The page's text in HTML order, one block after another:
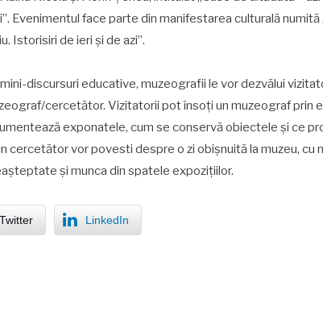
Evenimentul face parte din manifestarea culturală numită
Istorisiri de ieri și de azi”.
discursuri educative, muzeografii le vor dezvălui
cercetător. Vizitatorii pot însoți un muzeograf prin
exponatele, cum se conservă obiectele și ce
cercetător vor povesti despre o zi obișnuită la muzeu, cu
și munca din spatele expozițiilor.
Twitter LinkedIn